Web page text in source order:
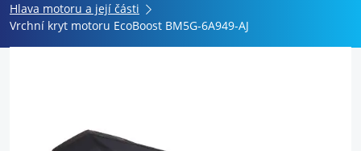
Hlava motoru a její části
Vrchní kryt motoru EcoBoost BM5G-6A949-AJ